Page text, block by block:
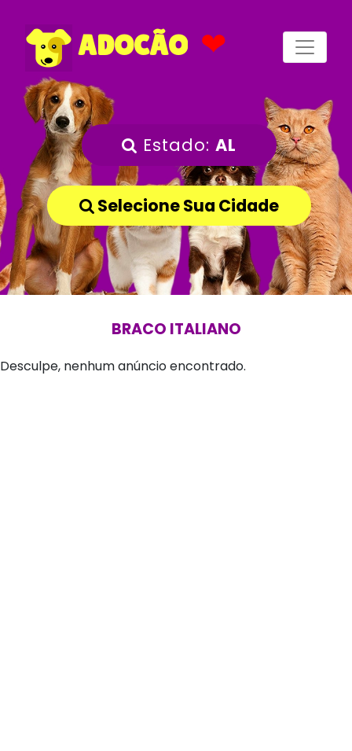
ADOCÃO ❤
Estado: AL
Selecione Sua Cidade
BRACO ITALIANO
Desculpe, nenhum anúncio encontrado.